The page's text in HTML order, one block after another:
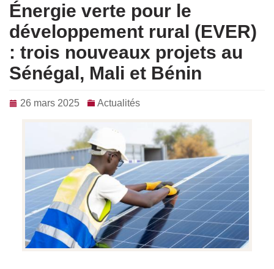
Énergie verte pour le
développement rural (EVER)
: trois nouveaux projets au
Sénégal, Mali et Bénin
26 mars 2025 Actualités